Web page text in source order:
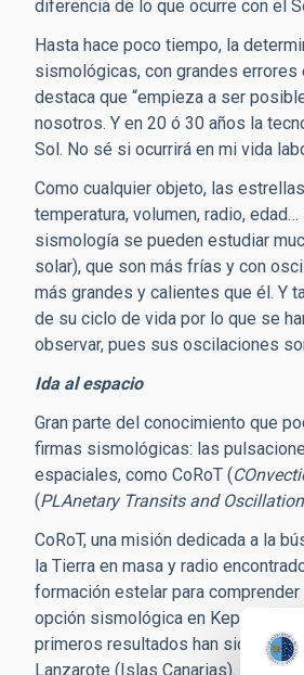
diferencia de lo que ocurre con el
Hasta hace poco tiempo, la
sismológicas, con grandes
destaca que “empieza a ser
nosotros. Y en 20 ó 30 años la
Sol. No sé si ocurrirá en mi vida
Como cualquier objeto, las
temperatura, volumen, radio,
sismología se pueden estudiar
solar), que son más frías y con
más grandes y calientes que él. Y
de su ciclo de vida por lo que se
observar, pues sus oscilaciones
Ida al espacio
Gran parte del conocimiento que
firmas sismológicas: las
espaciales, como CoRoT (
(PLAnetary Transits and
CoRoT, una misión dedicada a la
la Tierra en masa y radio
formación estelar para
opción sismológica en Kepler, una
primeros resultados han sido
Lanzarote (Islas Canarias).